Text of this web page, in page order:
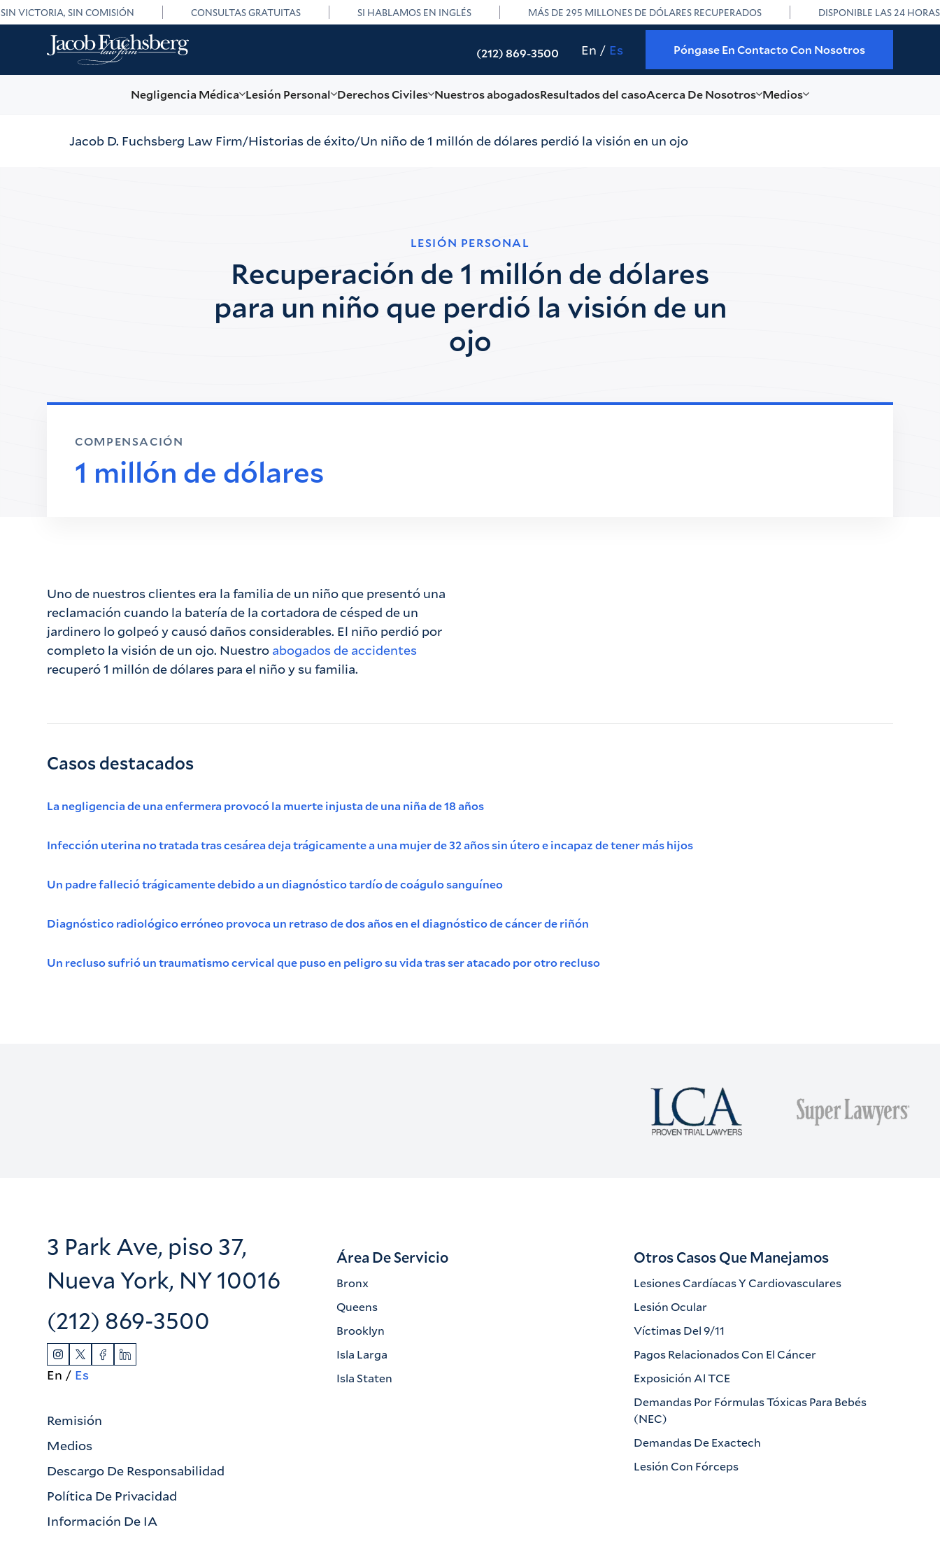
SIN VICTORIA, SIN COMISIÓN CONSULTAS GRATUITAS SI HABLAMOS EN INGLÉS MÁS DE 295 MILLONES DE DÓLARES RECUPERADOS DISPONIBLE LAS 24 HORAS
(212) 869-3500 En Es Póngase En Contacto Con Nosotros
Negligencia Médica Lesión Personal Derechos Civiles Nuestros abogadosResultados del casoAcerca De Nosotros Medios
Jacob D. Fuchsberg Law Firm Historias de éxito Un niño de 1 millón de dólares perdió la visión en un ojo
LESIÓN PERSONAL
Recuperación de 1 millón de dólares
para un niño que perdió la visión de un
ojo
COMPENSACIÓN
1 millón de dólares
Uno de nuestros clientes era la familia de un niño que presentó una
reclamación cuando la batería de la cortadora de césped de un
jardinero lo golpeó y causó daños considerables. El niño perdió por
completo la visión de un ojo. Nuestro abogados de accidentes
recuperó 1 millón de dólares para el niño y su familia.
Casos destacados
La negligencia de una enfermera provocó la muerte injusta de una niña de 18 años
Infección uterina no tratada tras cesárea deja trágicamente a una mujer de 32 años sin útero e incapaz de tener más hijos
Un padre falleció trágicamente debido a un diagnóstico tardío de coágulo sanguíneo
Diagnóstico radiológico erróneo provoca un retraso de dos años en el diagnóstico de cáncer de riñón
Un recluso sufrió un traumatismo cervical que puso en peligro su vida tras ser atacado por otro recluso
3 Park Ave, piso 37,
Nueva York, NY 10016
(212) 869-3500
En Es
Remisión
Medios
Descargo De Responsabilidad
Política De Privacidad
Información De IA
Área De Servicio
Bronx
Queens
Brooklyn
Isla Larga
Isla Staten
Otros Casos Que Manejamos
Lesiones Cardíacas Y Cardiovasculares
Lesión Ocular
Víctimas Del 9/11
Pagos Relacionados Con El Cáncer
Exposición Al TCE
Demandas Por Fórmulas Tóxicas Para Bebés
(NEC)
Demandas De Exactech
Lesión Con Fórceps